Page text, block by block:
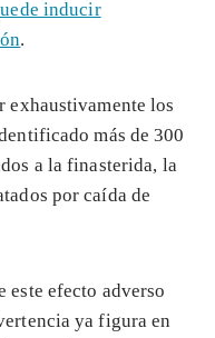
inducir
.
exhaustivamente los
más de 300
a la finasterida, la
por caída de
este efecto adverso
ya figura en